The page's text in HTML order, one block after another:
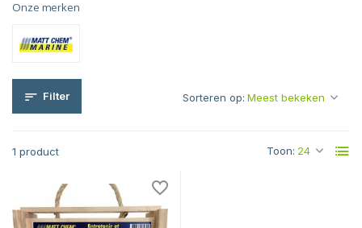
Onze merken
Filter
1 product Toon:
Sorteren op: